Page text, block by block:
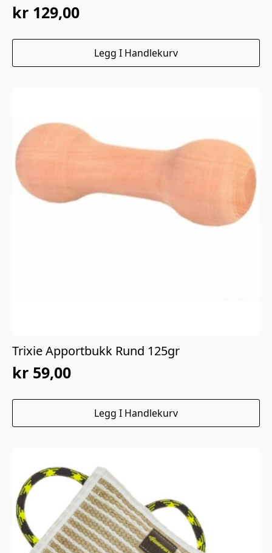
kr 129,00
Legg I Handlekurv
Trixie Apportbukk Rund 125gr
kr 59,00
Legg I Handlekurv